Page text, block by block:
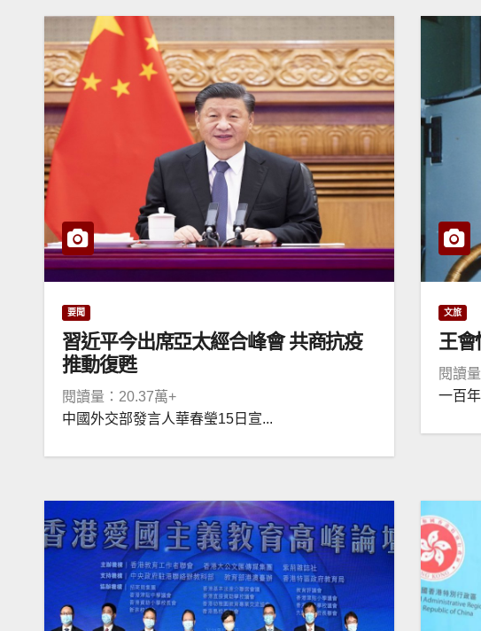
要聞
習近平今出席亞太經合峰會 共商抗疫
推動復甦
閱讀量：20.37萬+
中國外交部發言人華春瑩15日宣...
文旅
王會
閱讀
一百